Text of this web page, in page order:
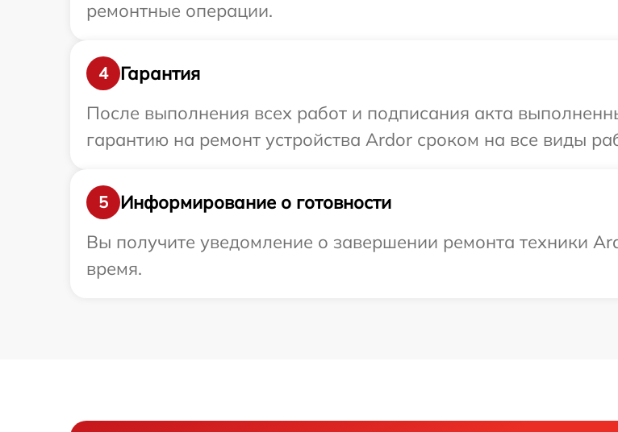
ремонтные операции.
4
Гарантия
После выполнения всех работ и подписания акта
гарантию на ремонт устройства Ardor сроком на все виды
5
Информирование о готовности
Вы получите уведомление о завершении ремонта техники
время.